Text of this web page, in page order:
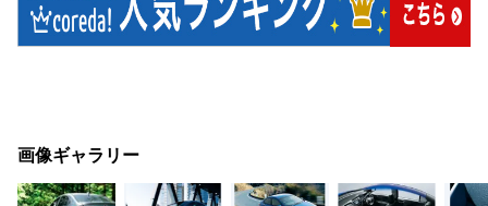
画像ギャラリー